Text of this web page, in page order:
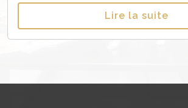
Lire la suite